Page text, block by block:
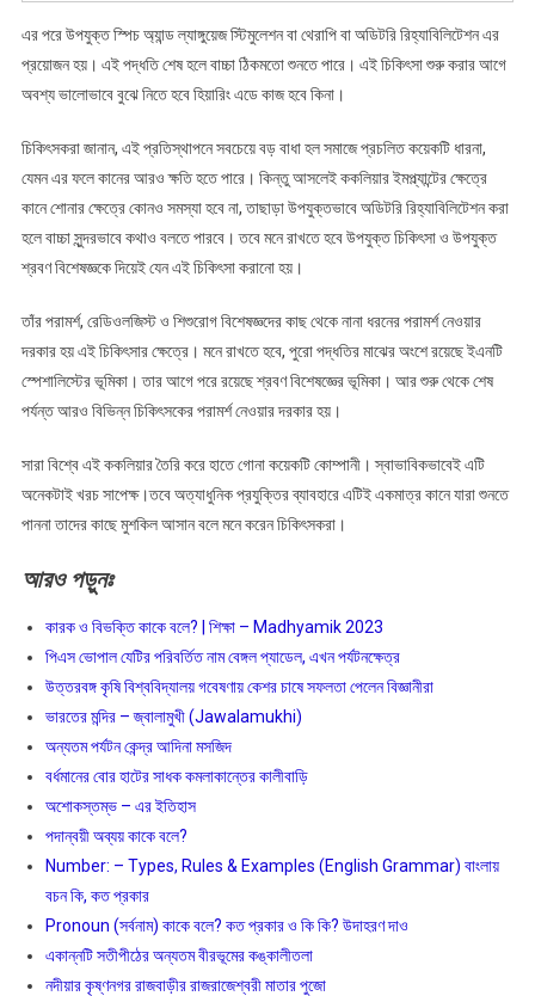
এর পরে উপযুক্ত স্পিচ অ্যান্ড ল্যাঙ্গুয়েজ স্টিমুলেশন বা থেরাপি বা অডিটরি রিহ্যাবিলিটেশন এর
প্রয়োজন হয়। এই পদ্ধতি শেষ হলে বাচ্চা ঠিকমতো শুনতে পারে। এই চিকিৎসা শুরু করার আগে
অবশ্য ভালোভাবে বুঝে নিতে হবে হিয়ারিং এডে কাজ হবে কিনা।
চিকিৎসকরা জানান, এই প্রতিস্থাপনে সবচেয়ে বড় বাধা হল সমাজে প্রচলিত কয়েকটি ধারনা,
যেমন এর ফলে কানের আরও ক্ষতি হতে পারে। কিন্তু আসলেই ককলিয়ার ইমপ্ল্যান্টের ক্ষেত্রে
কানে শোনার ক্ষেত্রে কোনও সমস্যা হবে না, তাছাড়া উপযুক্তভাবে অডিটরি রিহ্যাবিলিটেশন করা
হলে বাচ্চা সুন্দরভাবে কথাও বলতে পারবে। তবে মনে রাখতে হবে উপযুক্ত চিকিৎসা ও উপযুক্ত
শ্রবণ বিশেষজ্ঞকে দিয়েই যেন এই চিকিৎসা করানো হয়।
তাঁর পরামর্শ, রেডিওলজিস্ট ও শিশুরোগ বিশেষজ্ঞদের কাছ থেকে নানা ধরনের পরামর্শ নেওয়ার
দরকার হয় এই চিকিৎসার ক্ষেত্রে। মনে রাখতে হবে, পুরো পদ্ধতির মাঝের অংশে রয়েছে ইএনটি
স্পেশালিস্টের ভূমিকা। তার আগে পরে রয়েছে শ্রবণ বিশেষজ্ঞের ভূমিকা। আর শুরু থেকে শেষ
পর্যন্ত আরও বিভিন্ন চিকিৎসকের পরামর্শ নেওয়ার দরকার হয়।
সারা বিশ্বে এই ককলিয়ার তৈরি করে হাতে গোনা কয়েকটি কোম্পানী। স্বাভাবিকভাবেই এটি
অনেকটাই খরচ সাপেক্ষ।তবে অত্যাধুনিক প্রযুক্তির ব্যাবহারে এটিই একমাত্র কানে যারা শুনতে
পাননা তাদের কাছে মুশকিল আসান বলে মনে করেন চিকিৎসকরা।
আরও পড়ুনঃ
কারক ও বিভক্তি কাকে বলে? | শিক্ষা – Madhyamik 2023
পিএস ভোপাল যেটির পরিবর্তিত নাম বেঙ্গল প্যাডেল, এখন পর্যটনক্ষেত্র
উত্তরবঙ্গ কৃষি বিশ্ববিদ্যালয় গবেষণায় কেশর চাষে সফলতা পেলেন বিজ্ঞানীরা
ভারতের মন্দির – জ্বালামুখী (Jawalamukhi)
অন্যতম পর্যটন কেন্দ্র আদিনা মসজিদ
বর্ধমানের বোর হাটের সাধক কমলাকান্তের কালীবাড়ি
অশােকস্তম্ভ – এর ইতিহাস
পদান্বয়ী অব্যয় কাকে বলে?
Number: – Types, Rules & Examples (English Grammar) বাংলায়
বচন কি, কত প্রকার
Pronoun (সর্বনাম) কাকে বলে? কত প্রকার ও কি কি? উদাহরণ দাও
একান্নটি সতীপীঠের অন্যতম বীরভূমের কঙ্কালীতলা
নদীয়ার কৃষ্ণনগর রাজবাড়ীর রাজরাজেশ্বরী মাতার পুজো